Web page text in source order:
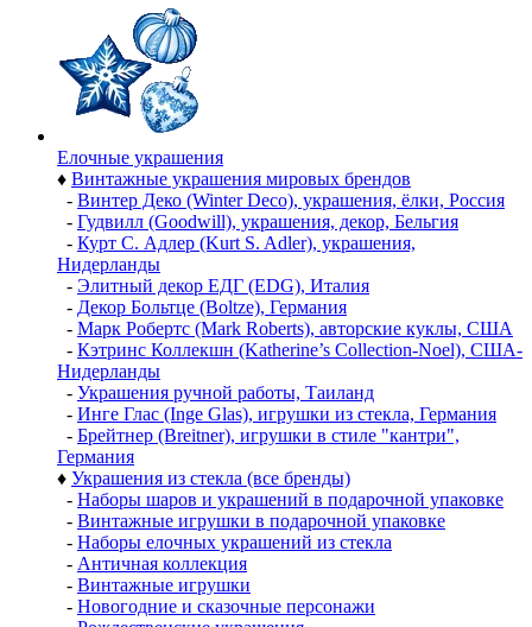
Елочные украшения
♦ Винтажные украшения мировых брендов
- Винтер Деко (Winter Deco), украшения, ёлки, Россия
- Гудвилл (Goodwill), украшения, декор, Бельгия
- Курт С. Адлер (Kurt S. Adler), украшения,
Нидерланды
- Элитный декор ЕДГ (EDG), Италия
- Декор Больтце (Boltze), Германия
- Марк Робертс (Mark Roberts), авторские куклы, США
- Кэтринс Коллекшн (Katherine’s Collection-Noel), США-
Нидерланды
- Украшения ручной работы, Таиланд
- Инге Глас (Inge Glas), игрушки из стекла, Германия
- Брейтнер (Breitner), игрушки в стиле "кантри",
Германия
♦ Украшения из стекла (все бренды)
- Наборы шаров и украшений в подарочной упаковке
- Винтажные игрушки в подарочной упаковке
- Наборы елочных украшений из стекла
- Античная коллекция
- Винтажные игрушки
- Новогодние и сказочные персонажи